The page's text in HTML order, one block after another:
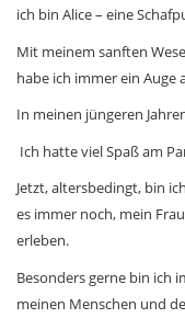
ich bin Alice – eine
Mit meinem sanften
habe ich immer ein Auge
In meinen jüngeren
Ich hatte viel Spaß am
Jetzt, altersbedingt, bin
es immer noch, mein
erleben.
Besonders gerne bin ich
meinen Menschen und